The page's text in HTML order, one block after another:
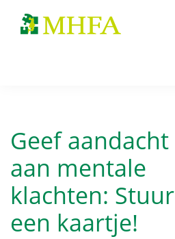
naar
naar
Geef aandacht
aan mentale
klachten: Stuur
een kaartje!